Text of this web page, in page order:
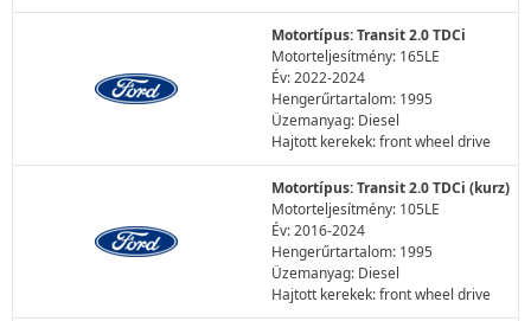
Motortípus: Transit 2.0 TDCi
Motorteljesítmény: 165LE
Év: 2022-2024
Hengerűrtartalom: 1995
Üzemanyag: Diesel
Hajtott kerekek: front wheel drive
Motortípus: Transit 2.0 TDCi (kurz)
Motorteljesítmény: 105LE
Év: 2016-2024
Hengerűrtartalom: 1995
Üzemanyag: Diesel
Hajtott kerekek: front wheel drive